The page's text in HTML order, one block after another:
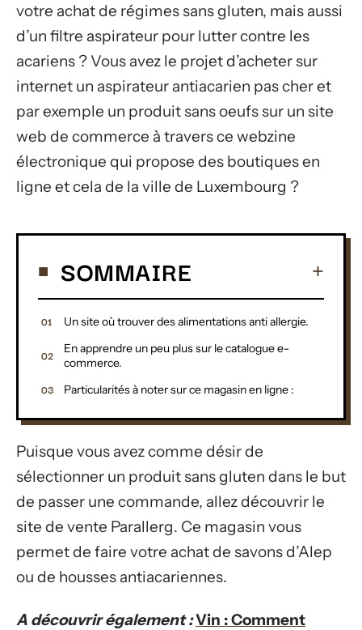
votre achat de régimes sans gluten, mais aussi
d’un filtre aspirateur pour lutter contre les
acariens ? Vous avez le projet d’acheter sur
internet un aspirateur antiacarien pas cher et
par exemple un produit sans oeufs sur un site
web de commerce à travers ce webzine
électronique qui propose des boutiques en
ligne et cela de la ville de Luxembourg ?
SOMMAIRE
Un site où trouver des alimentations anti allergie.
En apprendre un peu plus sur le catalogue e-
commerce.
Particularités à noter sur ce magasin en ligne :
Puisque vous avez comme désir de
sélectionner un produit sans gluten dans le but
de passer une commande, allez découvrir le
site de vente Parallerg. Ce magasin vous
permet de faire votre achat de savons d’Alep
ou de housses antiacariennes.
A découvrir également :Vin : Comment